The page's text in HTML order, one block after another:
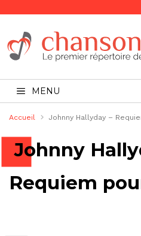
MENU
Accueil Johnny Hallyday –
Johnny
Requiem